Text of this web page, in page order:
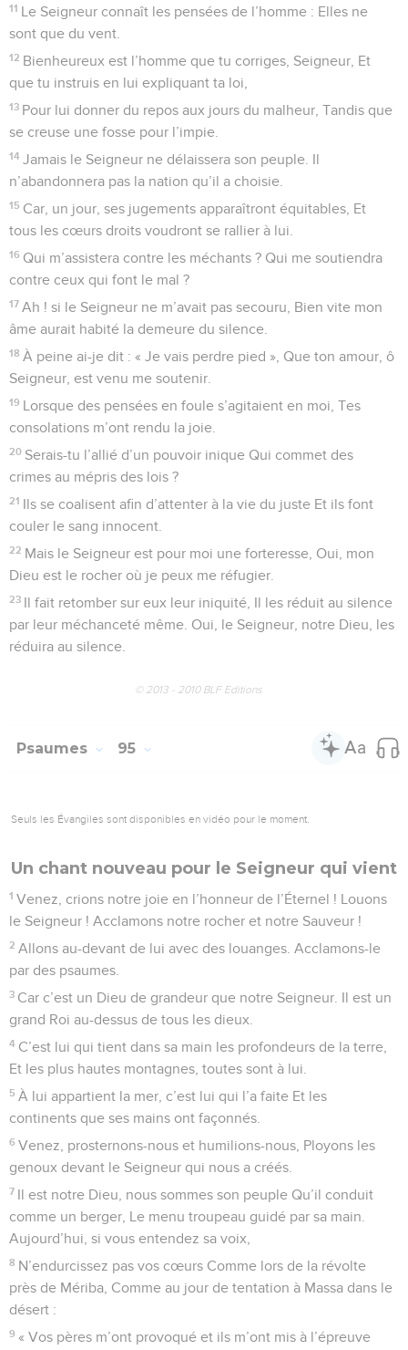
11 Le Seigneur connaît les pensées de l’homme : Elles ne
sont que du vent.
12 Bienheureux est l’homme que tu corriges, Seigneur, Et
que tu instruis en lui expliquant ta loi,
13 Pour lui donner du repos aux jours du malheur, Tandis que
se creuse une fosse pour l’impie.
14 Jamais le Seigneur ne délaissera son peuple. Il
n’abandonnera pas la nation qu’il a choisie.
15 Car, un jour, ses jugements apparaîtront équitables, Et
tous les cœurs droits voudront se rallier à lui.
16 Qui m’assistera contre les méchants ? Qui me soutiendra
contre ceux qui font le mal ?
17 Ah ! si le Seigneur ne m’avait pas secouru, Bien vite mon
âme aurait habité la demeure du silence.
18 À peine ai-je dit : « Je vais perdre pied », Que ton amour, ô
Seigneur, est venu me soutenir.
19 Lorsque des pensées en foule s’agitaient en moi, Tes
consolations m’ont rendu la joie.
20 Serais-tu l’allié d’un pouvoir inique Qui commet des
crimes au mépris des lois ?
21 Ils se coalisent afin d’attenter à la vie du juste Et ils font
couler le sang innocent.
22 Mais le Seigneur est pour moi une forteresse, Oui, mon
Dieu est le rocher où je peux me réfugier.
23 Il fait retomber sur eux leur iniquité, Il les réduit au silence
par leur méchanceté même. Oui, le Seigneur, notre Dieu, les
réduira au silence.
© 2013 - 2010 BLF Editions
Psaumes 95
Seuls les Évangiles sont disponibles en vidéo pour le moment.
Un chant nouveau pour le Seigneur qui vient
1 Venez, crions notre joie en l’honneur de l’Éternel ! Louons
le Seigneur ! Acclamons notre rocher et notre Sauveur !
2 Allons au-devant de lui avec des louanges. Acclamons-le
par des psaumes.
3 Car c’est un Dieu de grandeur que notre Seigneur. Il est un
grand Roi au-dessus de tous les dieux.
4 C’est lui qui tient dans sa main les profondeurs de la terre,
Et les plus hautes montagnes, toutes sont à lui.
5 À lui appartient la mer, c’est lui qui l’a faite Et les
continents que ses mains ont façonnés.
6 Venez, prosternons-nous et humilions-nous, Ployons les
genoux devant le Seigneur qui nous a créés.
7 Il est notre Dieu, nous sommes son peuple Qu’il conduit
comme un berger, Le menu troupeau guidé par sa main.
Aujourd’hui, si vous entendez sa voix,
8 N’endurcissez pas vos cœurs Comme lors de la révolte
près de Mériba, Comme au jour de tentation à Massa dans le
désert :
9 « Vos pères m’ont provoqué et ils m’ont mis à l’épreuve